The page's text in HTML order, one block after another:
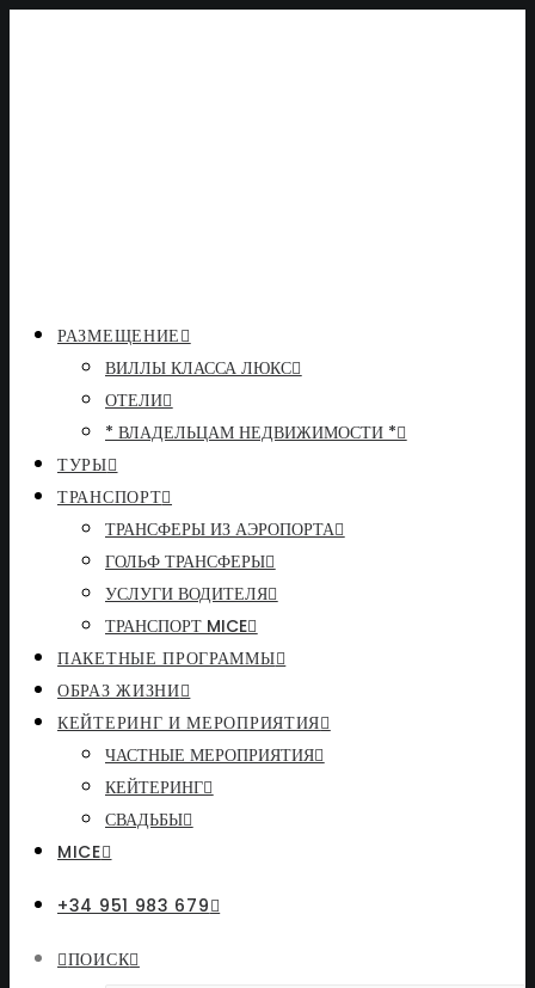
РАЗМЕЩЕНИЕ
ВИЛЛЫ КЛАССА ЛЮКС
ОТЕЛИ
* ВЛАДЕЛЬЦАМ НЕДВИЖИМОСТИ *
ТУРЫ
ТРАНСПОРТ
ТРАНСФЕРЫ ИЗ АЭРОПОРТА
ГОЛЬФ ТРАНСФЕРЫ
УСЛУГИ ВОДИТЕЛЯ
ТРАНСПОРТ MICE
ПАКЕТНЫЕ ПРОГРАММЫ
ОБРАЗ ЖИЗНИ
КЕЙТЕРИНГ И МЕРОПРИЯТИЯ
ЧАСТНЫЕ МЕРОПРИЯТИЯ
КЕЙТЕРИНГ
СВАДЬБЫ
MICE
+34 951 983 679
ПОИСК